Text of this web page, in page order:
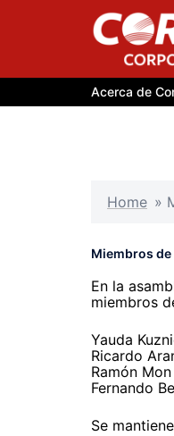
Acerca de
Home »
Miembros
En la
miembros
Yauda
Ricardo
Ramón Mon
Fernando
Se